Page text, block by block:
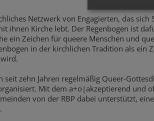
Netzwerk von Engagierten, das sich
ihnen Kirche lebt. Der Regenbogen ist
ein Zeichen für queere Menschen und
in der kirchlichen Tradition als ein
seit zehn Jahren regelmäßig Queer-
Mit dem a+o|akzeptierend und
von der RBP dabei unterstützt,